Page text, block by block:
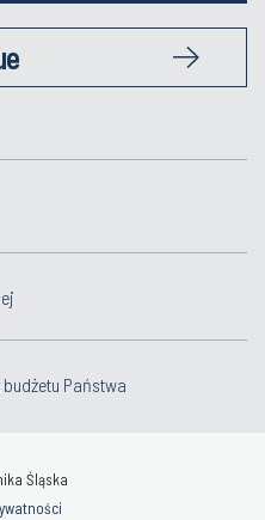
Państwa
Śląska